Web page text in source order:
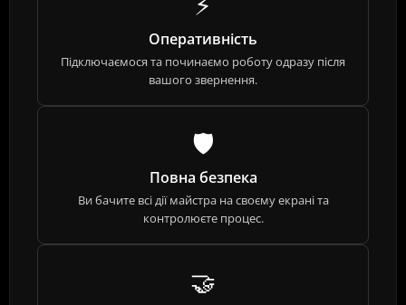
Оперативність
Підключаємося та починаємо роботу одразу після
вашого звернення.
🛡️
Повна безпека
Ви бачите всі дії майстра на своєму екрані та
контролюєте процес.
🤝